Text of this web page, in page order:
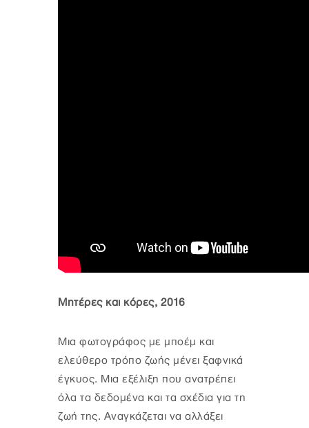
Μητέρες και κόρες, 2016
Μια φωτογράφος με μποέμ και
ελεύθερο τρόπο ζωής μένει ξαφνικά
έγκυος. Μια εξέλιξη που ανατρέπει
όλα τα δεδομένα και τα σχέδια για τη
ζωή της. Αναγκάζεται να αλλάξει